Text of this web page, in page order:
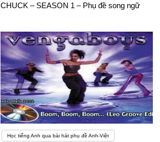
CHUCK – SEASON 1 – Phụ đề song ngữ
Học tiếng Anh qua bài hát phụ đề Anh-Việt